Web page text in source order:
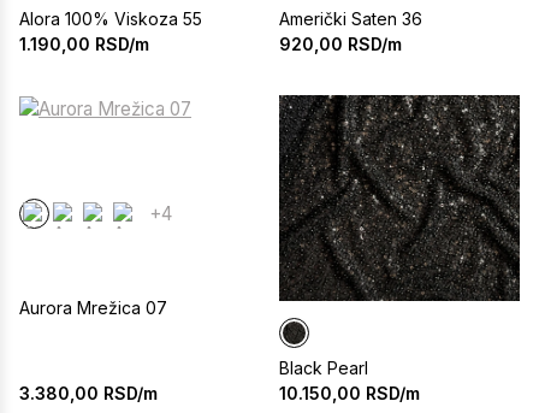
Alora 100% Viskoza 55
1.190,00 RSD/m
Američki Saten 36
920,00 RSD/m
+4
Aurora Mrežica 07
3.380,00 RSD/m
Black Pearl
10.150,00 RSD/m